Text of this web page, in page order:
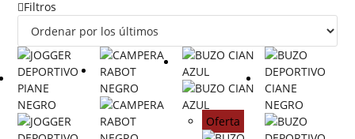
Filtros
Oferta